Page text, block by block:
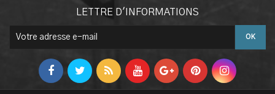
LETTRE D'INFORMATIONS